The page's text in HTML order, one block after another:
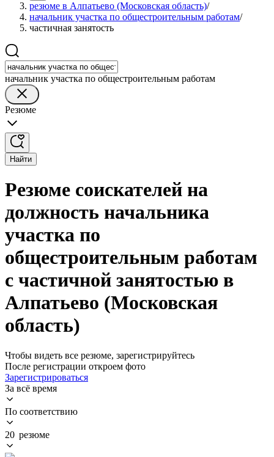
резюме в Алпатьево (Московская область)/
начальник участка по общестроительным работам/
частичная занятость
начальник участка по общестроительным работам
Резюме
Найти
Резюме соискателей на
должность начальника
участка по
общестроительным работам
с частичной занятостью в
Алпатьево (Московская
область)
Чтобы видеть все резюме, зарегистрируйтесь
После регистрации откроем фото
Зарегистрироваться
За всё время
По соответствию
20 резюме